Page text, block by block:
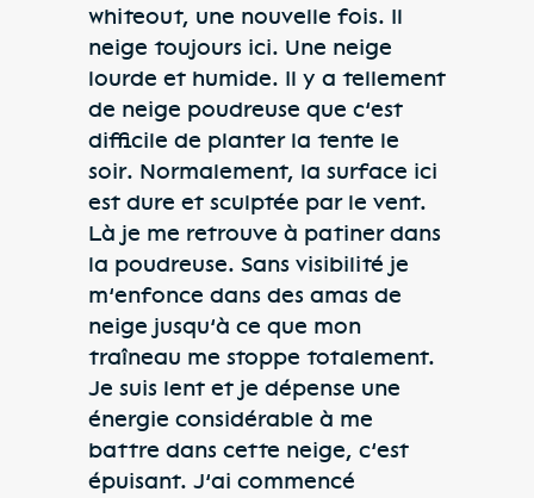
whiteout, une nouvelle fois. Il
neige toujours ici. Une neige
lourde et humide. Il y a tellement
de neige poudreuse que c’est
difficile de planter la tente le
soir. Normalement, la surface ici
est dure et sculptée par le vent.
Là je me retrouve à patiner dans
la poudreuse. Sans visibilité je
m’enfonce dans des amas de
neige jusqu’à ce que mon
traîneau me stoppe totalement.
Je suis lent et je dépense une
énergie considérable à me
battre dans cette neige, c’est
épuisant. J’ai commencé